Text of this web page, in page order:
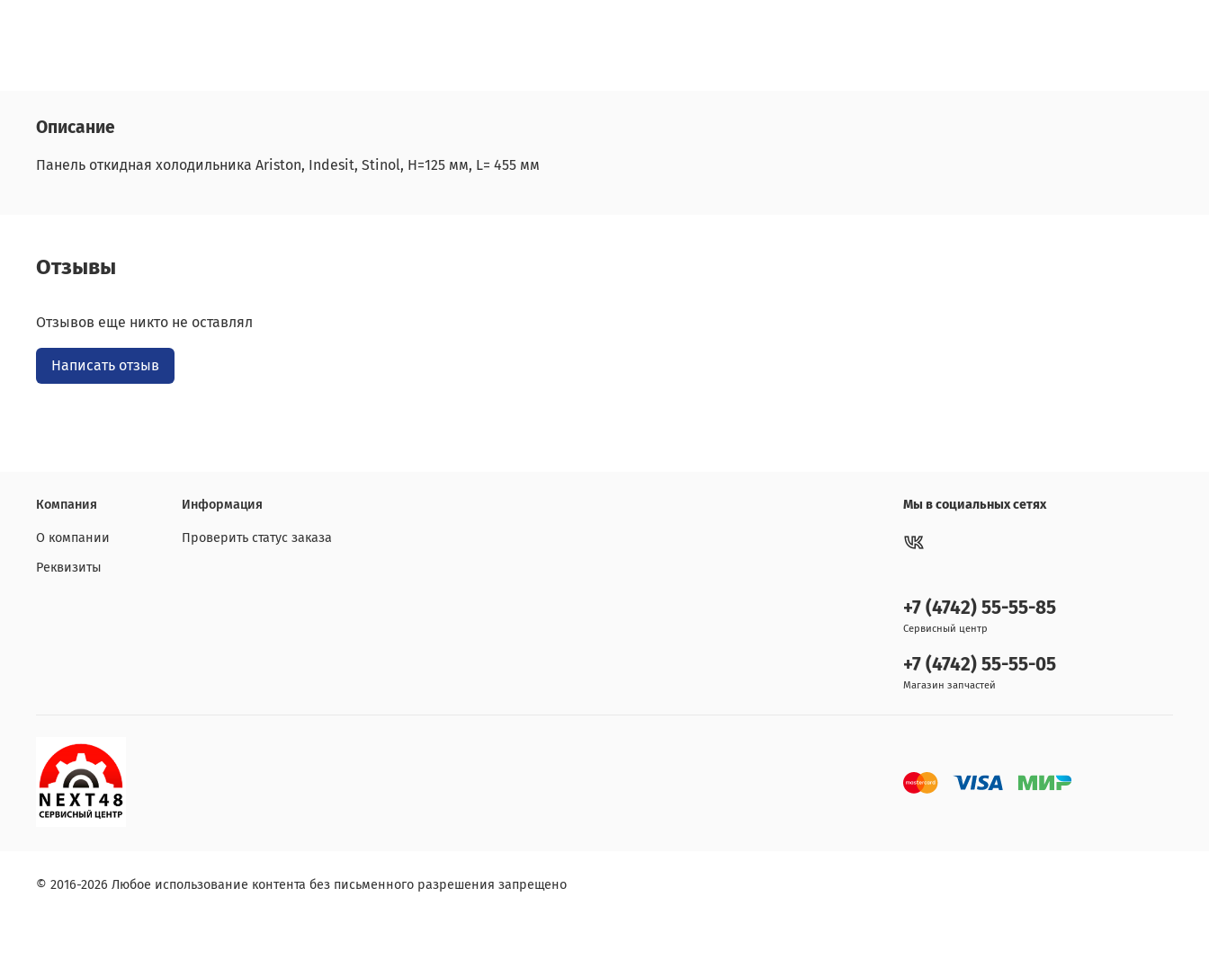
Описание
Панель откидная холодильника Ariston, Indesit, Stinol, H=125 мм, L= 455 мм
Отзывы
Отзывов еще никто не оставлял
Написать отзыв
Компания
О компании
Реквизиты
Информация
Проверить статус заказа
Мы в социальных сетях
+7 (4742) 55-55-85
Сервисный центр
+7 (4742) 55-55-05
Магазин запчастей
© 2016-2026 Любое использование контента без письменного разрешения запрещено